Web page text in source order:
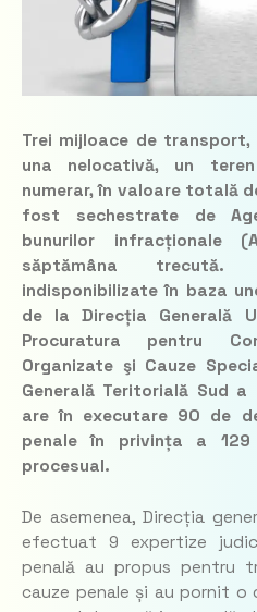
Trei mijloace de
una nelocativă, un
numerar, în valoare totală
fost sechestrate de
bunurilor infracționale
săptămâna
indisponibilizate în baza
de la Direcția Generală
Procuratura pentru
Organizate şi Cauze
Generală Teritorială Sud a
are în executare 90 de
penale în privința a
procesual.
De asemenea, Direcția
efectuat 9 expertize
penală au propus pentru
cauze penale și au pornit o